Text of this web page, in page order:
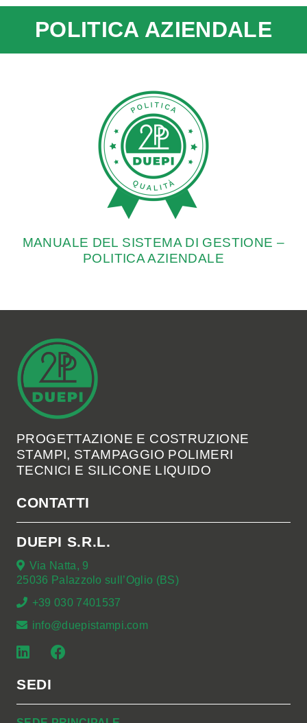
POLITICA AZIENDALE
MANUALE DEL SISTEMA DI GESTIONE –
POLITICA AZIENDALE
PROGETTAZIONE E COSTRUZIONE
STAMPI, STAMPAGGIO POLIMERI
TECNICI E SILICONE LIQUIDO
CONTATTI
DUEPI S.R.L.
Via Natta, 9
25036 Palazzolo sull’Oglio (BS)
+39 030 7401537
info@duepistampi.com
SEDI